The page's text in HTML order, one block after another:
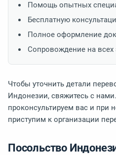
Помощь опытных
Бесплатную
Полное оформление
Сопровождение на всех
Чтобы уточнить детали
Индонезии, свяжитесь с
проконсультируем вас и при
приступим к организации
Посольство